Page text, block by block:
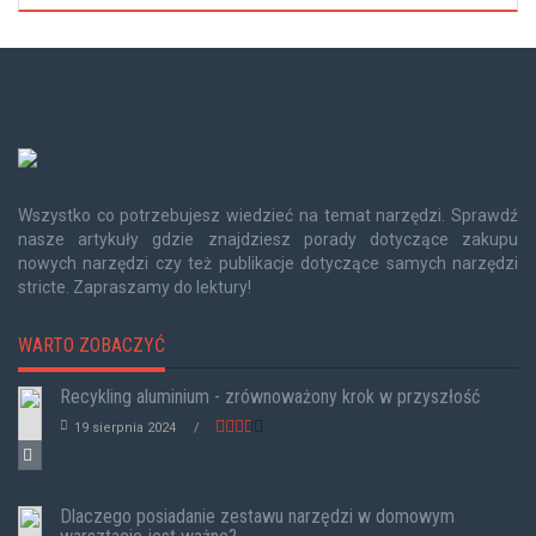
Wszystko co potrzebujesz wiedzieć na temat narzędzi. Sprawdź
nasze artykuły gdzie znajdziesz porady dotyczące zakupu
nowych narzędzi czy też publikacje dotyczące samych narzędzi
stricte. Zapraszamy do lektury!
WARTO ZOBACZYĆ
Recykling aluminium - zrównoważony krok w przyszłość
19 sierpnia 2024
Dlaczego posiadanie zestawu narzędzi w domowym